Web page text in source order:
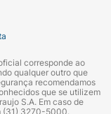
corresponde ao
qualquer outro que
recomendamos
que se utilizem
S.A. Em caso de
(31) 3270-5000.